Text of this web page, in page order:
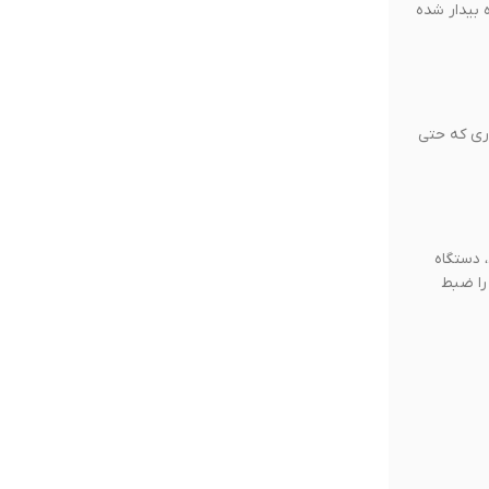
شده
می‌شود، به‌طوری که حتی
دستگاه
ضبط